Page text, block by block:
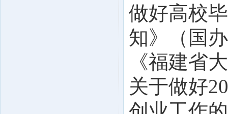
做好高校
知》（国
《福建省
关于做好